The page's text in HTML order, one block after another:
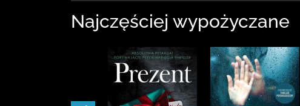
Najczęściej wypożyczane